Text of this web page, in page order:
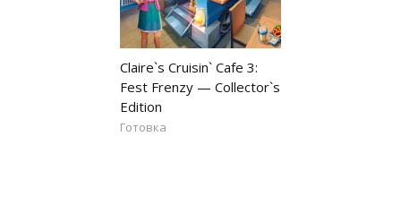
Claire`s Cruisin` Cafe 3:
Fest Frenzy — Collector`s
Edition
Готовка